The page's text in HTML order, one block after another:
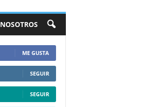
NOSOTROS
ME GUSTA
SEGUIR
SEGUIR